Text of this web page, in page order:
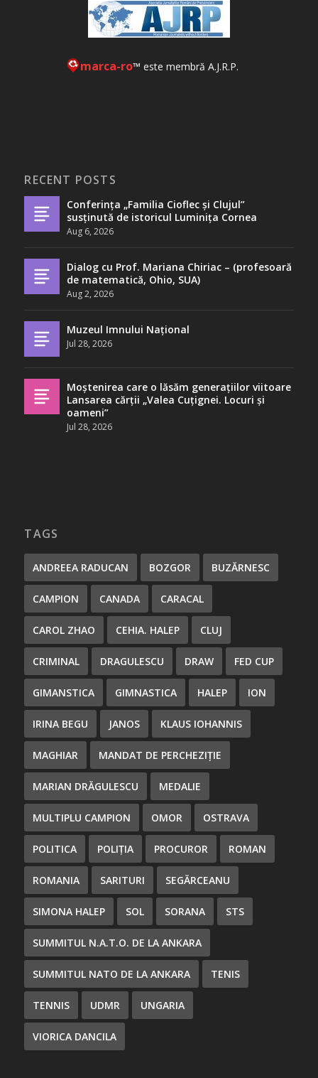
marca-ro™ este membră A.J.R.P.
RECENT POSTS
Conferința „Familia Cioflec și Clujul”
susținută de istoricul Luminița Cornea
Aug 6, 2026
Dialog cu Prof. Mariana Chiriac – (profesoară
de matematică, Ohio, SUA)
Aug 2, 2026
Muzeul Imnului Național
Jul 28, 2026
Moștenirea care o lăsăm generațiilor viitoare
Lansarea cărții „Valea Cuțignei. Locuri și
oameni”
Jul 28, 2026
TAGS
ANDREEA RADUCAN BOZGOR BUZĂRNESC
CAMPION CANADA CARACAL
CAROL ZHAO CEHIA. HALEP CLUJ
CRIMINAL DRAGULESCU DRAW FED CUP
GIMANSTICA GIMNASTICA HALEP ION
IRINA BEGU JANOS KLAUS IOHANNIS
MAGHIAR MANDAT DE PERCHEZIȚIE
MARIAN DRĂGULESCU MEDALIE
MULTIPLU CAMPION OMOR OSTRAVA
POLITICA POLIȚIA PROCUROR ROMAN
ROMANIA SARITURI SEGĂRCEANU
SIMONA HALEP SOL SORANA STS
SUMMITUL N.A.T.O. DE LA ANKARA
SUMMITUL NATO DE LA ANKARA TENIS
TENNIS UDMR UNGARIA
VIORICA DANCILA